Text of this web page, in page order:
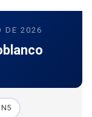
DE 2026
N5